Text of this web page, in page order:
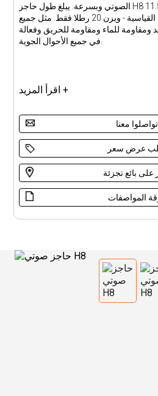
الصوتي وبسرعة. يبلغ طول حاجز H8 11.5 قدما - أي حوالي ثلاث
مرات أطول من حواجزنا القياسية - ويزن 20 رطلا فقط. مثل جميع
ومقاومة للماء ومقاومة للحريق وفعالة
اقرأ المزيد +
تواصلوا معنا
عرض سعر
على بائع تجزئة
المواصفات